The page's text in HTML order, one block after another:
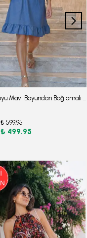
Kadın Koyu Mavi Boyundan Bağlamalı Beli Kuşaklı Eteği Fırfırlı Elbise ARM-26Y001149
₺ 599.95
₺ 499.95